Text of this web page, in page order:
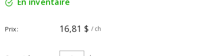
Prix 16,81 $ / ch